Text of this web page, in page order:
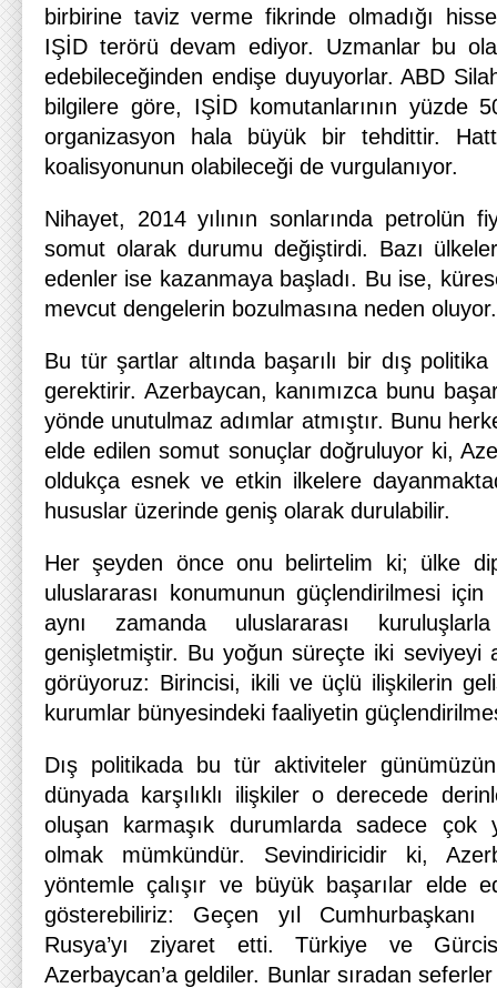
birbirine taviz verme fikrinde olmadığı
IŞİD terörü devam ediyor. Uzmanlar bu
edebileceğinden endişe duyuyorlar. ABD
bilgilere göre, IŞİD komutanlarının yüzde
organizasyon hala büyük bir tehdittir.
koalisyonunun olabileceği de vurgulanıyor.
Nihayet, 2014 yılının sonlarında petrolün
somut olarak durumu değiştirdi. Bazı
edenler ise kazanmaya başladı. Bu ise,
mevcut dengelerin bozulmasına neden oluyor.
Bu tür şartlar altında başarılı bir dış
gerektirir. Azerbaycan, kanımızca bunu
yönde unutulmaz adımlar atmıştır. Bunu
elde edilen somut sonuçlar doğruluyor ki,
oldukça esnek ve etkin ilkelere
hususlar üzerinde geniş olarak durulabilir.
Her şeyden önce onu belirtelim ki; ülke
uluslararası konumunun güçlendirilmesi
aynı zamanda uluslararası
genişletmiştir. Bu yoğun süreçte iki seviyeyi
görüyoruz: Birincisi, ikili ve üçlü ilişkilerin
kurumlar bünyesindeki faaliyetin
Dış politikada bu tür aktiviteler
dünyada karşılıklı ilişkiler o derecede
oluşan karmaşık durumlarda sadece çok
olmak mümkündür. Sevindiricidir ki,
yöntemle çalışır ve büyük başarılar elde
gösterebiliriz: Geçen yıl
Rusya’yı ziyaret etti. Türkiye ve
Azerbaycan’a geldiler. Bunlar sıradan